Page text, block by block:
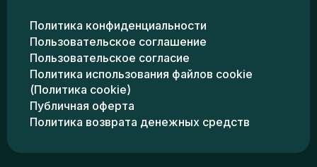
Политика конфиденциальности
Пользовательское соглашение
Пользовательское согласие
Политика использования файлов cookie
(Политика cookie)
Публичная оферта
Политика возврата денежных средств